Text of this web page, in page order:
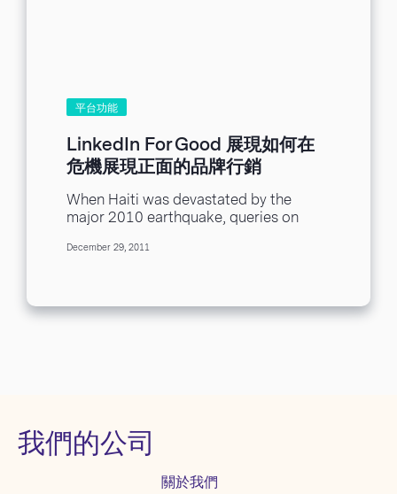
平台功能
LinkedIn For Good 展現如何在
危機展現正面的品牌行銷
When Haiti was devastated by the
major 2010 earthquake, queries on
contractors and tradespeople who
December 29, 2011
我們的公司
關於我們